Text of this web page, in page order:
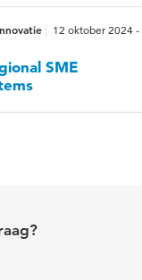
12 oktober 2024 -
SME